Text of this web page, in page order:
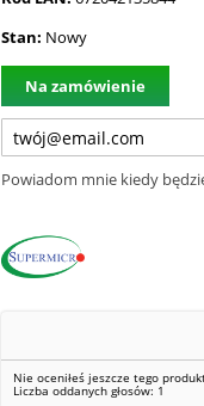
Stan: Nowy
Na zamówienie
Powiadom mnie kiedy
Nie oceniłeś jeszcze tego
Liczba oddanych głosów: 1